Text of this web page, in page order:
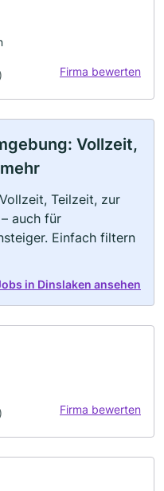
Firma bewerten
Vollzeit,
Teilzeit, zur
auch für
Einfach filtern
in Dinslaken ansehen
Firma bewerten